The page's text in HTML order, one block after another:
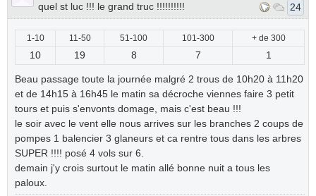
quel st luc !!! le grand truc !!!!!!!!!!
24
1-10 11-50 51-100 101-300 + de 300
10 19 8 7 1
Beau passage toute la journée malgré 2 trous de 10h20 à 11h20
et de 14h15 à 16h45 le matin sa décroche viennes faire 3 petit
tours et puis s'envonts domage, mais c'est beau !!!
le soir avec le vent elle nous arrives sur les branches 2 coups de
pompes 1 balencier 3 glaneurs et ca rentre tous dans les arbres
SUPER !!!! posé 4 vols sur 6.
demain j'y crois surtout le matin allé bonne nuit a tous les
paloux.